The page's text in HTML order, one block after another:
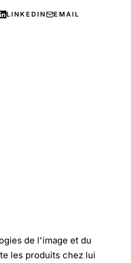
LINKEDIN EMAIL
de l'image et du
les produits chez lui